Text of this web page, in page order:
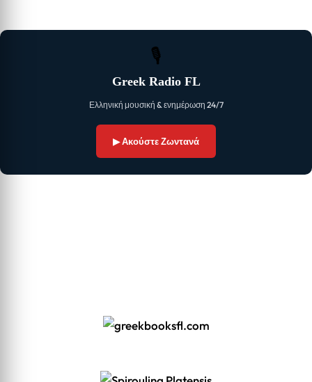
🎙
Greek Radio FL
Ελληνική μουσική & ενημέρωση 24/7
▶ Ακούστε Ζωντανά